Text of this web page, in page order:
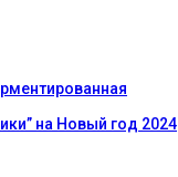
на Новый год 2024